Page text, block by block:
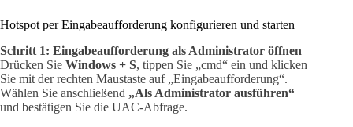
Hotspot per Eingabeaufforderung konfigurieren und starten
Schritt 1: Eingabeaufforderung als Administrator öffnen
Drücken Sie Windows + S, tippen Sie „cmd“ ein und klicken
Sie mit der rechten Maustaste auf „Eingabeaufforderung“.
Wählen Sie anschließend „Als Administrator ausführen“
und bestätigen Sie die UAC-Abfrage.